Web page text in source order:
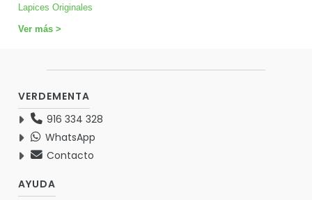
Lapices Originales
Ver más >
VERDEMENTA
916 334 328
WhatsApp
Contacto
AYUDA